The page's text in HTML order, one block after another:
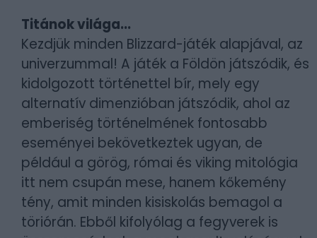
Titánok világa...
Kezdjük minden Blizzard-játék alapjával, az
univerzummal! A játék a Földön játszódik, és
kidolgozott történettel bír, mely egy
alternatív dimenzióban játszódik, ahol az
emberiség történelmének fontosabb
eseményei bekövetkeztek ugyan, de
például a görög, római és viking mitológia
itt nem csupán mese, hanem kőkemény
tény, amit minden kisiskolás bemagol a
töriórán. Ebből kifolyólag a fegyverek is